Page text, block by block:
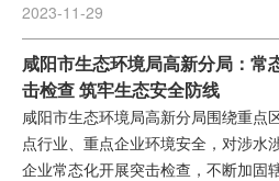
用，打造开放式街区治理样本...
2023-11-29
咸阳市生态环境局高新分局：常
击检查 筑牢生态安全防线
咸阳市生态环境局高新分局围绕重点
点行业、重点企业环境安全，对涉水
企业常态化开展突击检查，不断加固